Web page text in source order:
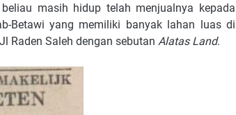
masih hidup telah menjualnya kepada
Betawi yang memiliki banyak lahan luas di
Raden Saleh dengan sebutan Alatas Land.